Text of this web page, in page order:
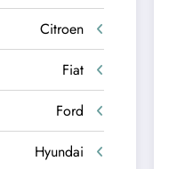
Citroen
Fiat
Ford
Hyundai